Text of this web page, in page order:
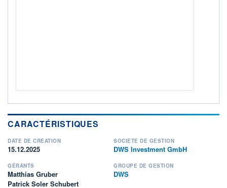
CARACTÉRISTIQUES
DATE DE CRÉATION
15.12.2025
SOCIÉTÉ DE GESTION
DWS Investment GmbH
GÉRANTS
Matthias Gruber
Patrick Soler Schubert
GROUPE DE GESTION
DWS